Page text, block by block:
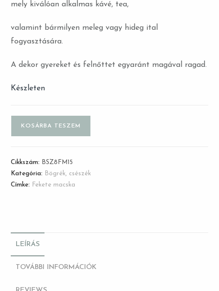
mely kiválóan alkalmas kávé, tea,
valamint bármilyen meleg vagy hideg ital
fogyasztására.
A dekor gyereket és felnőttet egyaránt magával ragad.
Készleten
KOSÁRBA TESZEM
Cikkszám:
BSZ8FM15
Kategória:
Bögrék, csészék
Címke:
Fekete macska
LEÍRÁS
TOVÁBBI INFORMÁCIÓK